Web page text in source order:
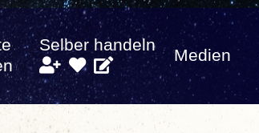
Selber handeln
Medien